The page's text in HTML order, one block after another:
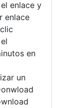
enlace y
enlace
en
un